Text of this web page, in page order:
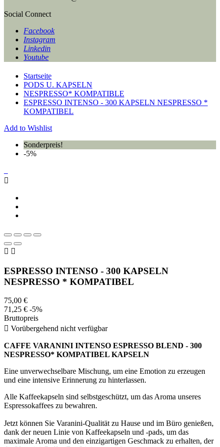
Social Connect
Facebook
Instagram
Linkedin
Youtube
Startseite
PODS U. KAPSELN
NESPRESSO* KOMPATIBLE
ESPRESSO INTENSO - 300 KAPSELN NESPRESSO *
KOMPATIBEL
Add to Wishlist
Sonderpreis!
-5%

 
ESPRESSO INTENSO - 300 KAPSELN
NESPRESSO * KOMPATIBEL
75,00 €
71,25 € -5%
Bruttopreis
 Vorübergehend nicht verfügbar
CAFFE VARANINI INTENSO ESPRESSO BLEND - 300
NESPRESSO* KOMPATIBEL KAPSELN
Eine unverwechselbare Mischung, um eine Emotion zu erzeugen
und eine intensive Erinnerung zu hinterlassen.
Alle Kaffeekapseln sind selbstgeschützt, um das Aroma unseres
Espressokaffees zu bewahren.
Jetzt können Sie Varanini-Qualität zu Hause und im Büro genießen,
dank der neuen Linie von Kaffeekapseln und -pads, um das
maximale Aroma und den einzigartigen Geschmack zu erhalten, der